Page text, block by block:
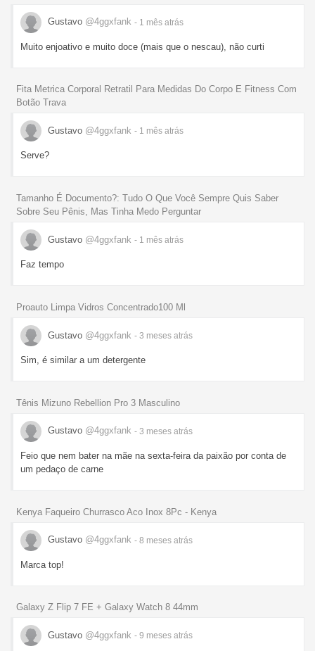
Gustavo @4ggxfank - 1 mês atrás
Muito enjoativo e muito doce (mais que o nescau), não curti
Fita Metrica Corporal Retratil Para Medidas Do Corpo E Fitness Com
Botão Trava
Gustavo @4ggxfank - 1 mês atrás
Serve?
Tamanho É Documento?: Tudo O Que Você Sempre Quis Saber
Sobre Seu Pênis, Mas Tinha Medo Perguntar
Gustavo @4ggxfank - 1 mês atrás
Faz tempo
Proauto Limpa Vidros Concentrado100 Ml
Gustavo @4ggxfank - 3 meses atrás
Sim, é similar a um detergente
Tênis Mizuno Rebellion Pro 3 Masculino
Gustavo @4ggxfank - 3 meses atrás
Feio que nem bater na mãe na sexta-feira da paixão por conta de
um pedaço de carne
Kenya Faqueiro Churrasco Aco Inox 8Pc - Kenya
Gustavo @4ggxfank - 8 meses atrás
Marca top!
Galaxy Z Flip 7 FE + Galaxy Watch 8 44mm
Gustavo @4ggxfank - 9 meses atrás